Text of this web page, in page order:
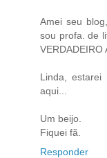
Amei seu
sou profa. de
VERDADEIRO
Linda,
aqui...
Um beijo.
Fiquei fã.
Responder